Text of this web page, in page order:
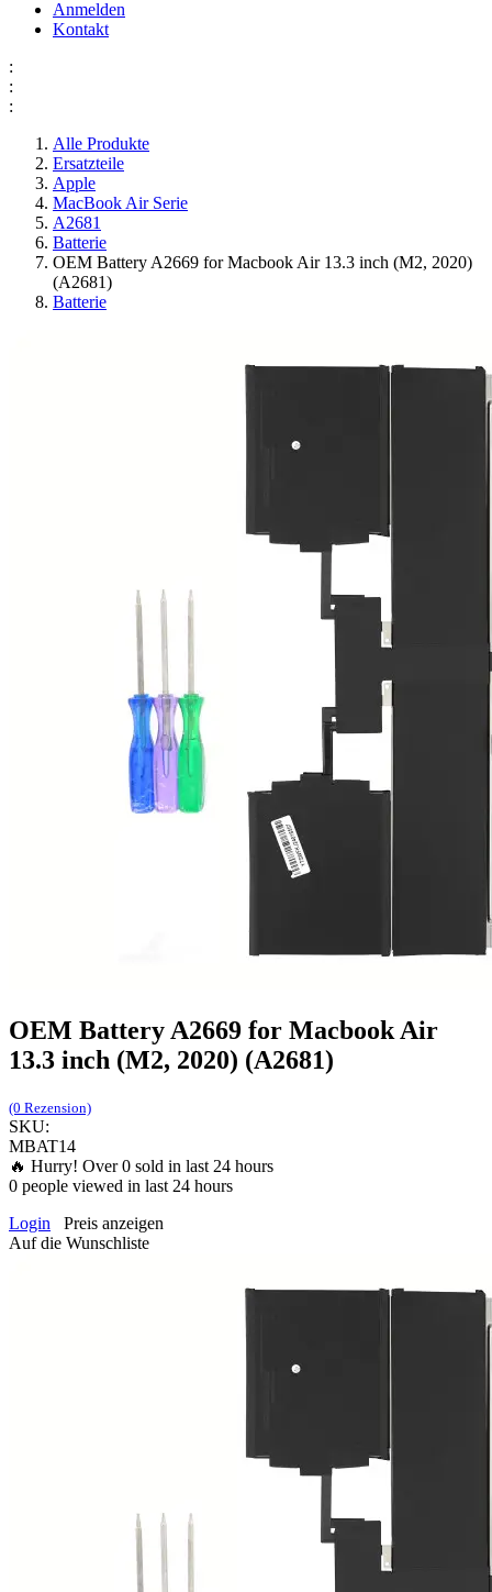
Anmelden
Kontakt
:
:
:
Alle Produkte
Ersatzteile
Apple
MacBook Air Serie
A2681
Batterie
OEM Battery A2669 for Macbook Air 13.3 inch (M2, 2020)
(A2681)
Batterie
OEM Battery A2669 for Macbook Air
13.3 inch (M2, 2020) (A2681)
(0 Rezension)
SKU:
MBAT14
🔥 Hurry! Over0 sold in last 24 hours
0 people viewed in last 24 hours
Login
Preis anzeigen
Auf die Wunschliste